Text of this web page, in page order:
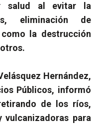
salud al evitar la
eliminación de
la destrucción
Hernández,
Públicos, informó
de los ríos,
vulcanizadoras para